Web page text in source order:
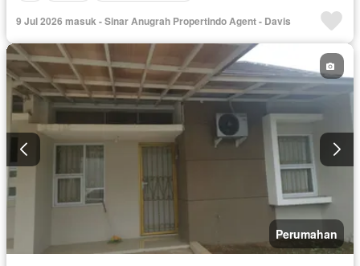
9 Jul 2026 masuk - Sinar Anugrah Propertindo Agent - Davis
Perumahan